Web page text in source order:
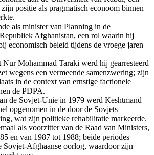
positie als pragmatisch econoom binnen
als minister van Planning in de
Afghanistan, een rol waarin hij
economisch beleid tijdens de vroege jaren
Nur Mohammad Taraki werd hij gearresteerd
wegens een vermeende samenzwering; zijn
in de context van ernstige factionele
de PDPA.
de Sovjet-Unie in 1979 werd Keshtmand
opgenomen in de door de Sovjets
wat zijn politieke rehabilitatie markeerde.
als voorzitter van de Raad van Ministers,
en van 1987 tot 1988; beide periodes
Sovjet-Afghaanse oorlog, waardoor zijn